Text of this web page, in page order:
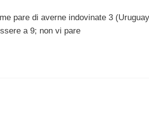
pare di averne indovinate 3
a 9; non vi pare